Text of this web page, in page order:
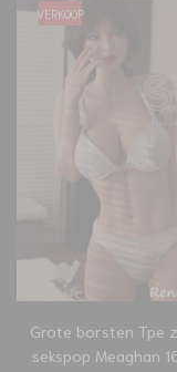
VERKOOP
Grote borsten Tpe
sekspop Meaghan